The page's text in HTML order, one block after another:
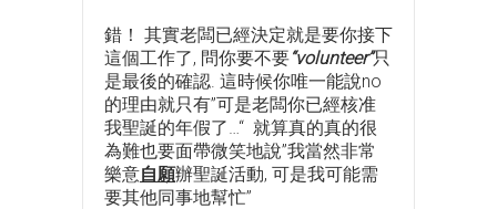
錯！ 其實老闆已經決定就是要你接下
這個工作了, 問你要不要“volunteer”只
是最後的確認. 這時候你唯一能說no
的理由就只有”可是老闆你已經核准
我聖誕的年假了…“ 就算真的真的很
為難也要面帶微笑地說”我當然非常
樂意自願辦聖誕活動, 可是我可能需
要其他同事地幫忙”